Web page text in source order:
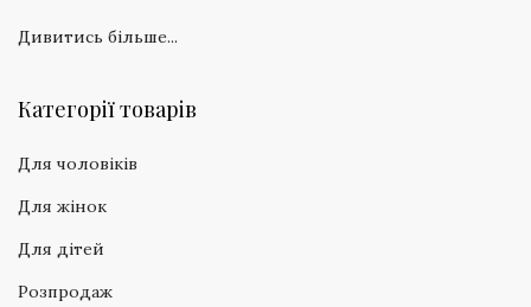
Дивитись більше...
Категорії товарів
Для чоловіків
Для жінок
Для дітей
Розпродаж